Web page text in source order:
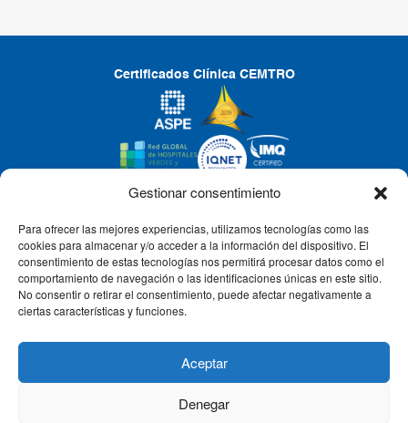
Gestionar consentimiento
Para ofrecer las mejores experiencias, utilizamos tecnologías como las
cookies para almacenar y/o acceder a la información del dispositivo. El
consentimiento de estas tecnologías nos permitirá procesar datos como el
comportamiento de navegación o las identificaciones únicas en este sitio.
No consentir o retirar el consentimiento, puede afectar negativamente a
ciertas características y funciones.
Aceptar
Denegar
Certificados Clínica CEMTRO
CLÍNICA CEMTRO
QUIÉNES SOMOS